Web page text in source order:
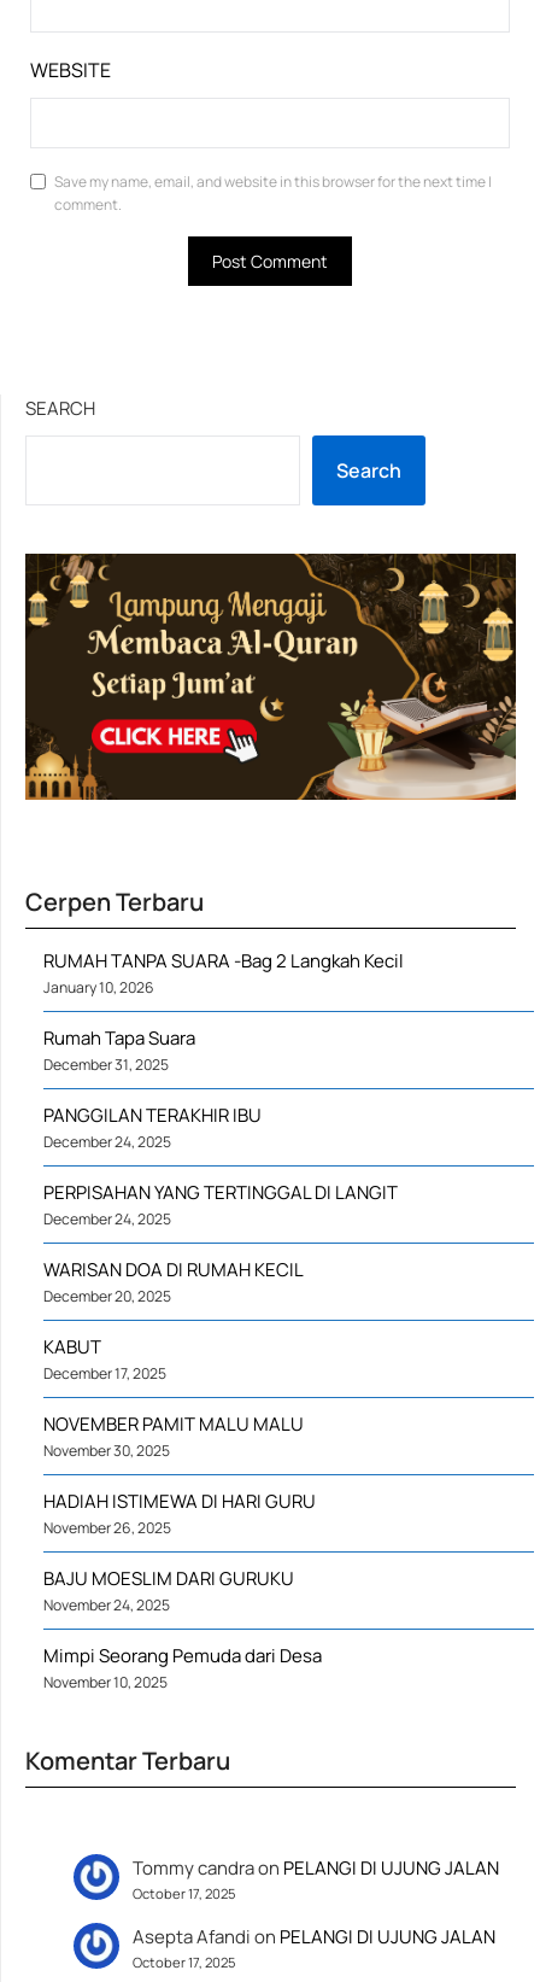
WEBSITE
Save my name, email, and website in this browser for the next time I
comment.
SEARCH
Search
Cerpen Terbaru
RUMAH TANPA SUARA -Bag 2 Langkah Kecil
January 10, 2026
Rumah Tapa Suara
December 31, 2025
PANGGILAN TERAKHIR IBU
December 24, 2025
PERPISAHAN YANG TERTINGGAL DI LANGIT
December 24, 2025
WARISAN DOA DI RUMAH KECIL
December 20, 2025
KABUT
December 17, 2025
NOVEMBER PAMIT MALU MALU
November 30, 2025
HADIAH ISTIMEWA DI HARI GURU
November 26, 2025
BAJU MOESLIM DARI GURUKU
November 24, 2025
Mimpi Seorang Pemuda dari Desa
November 10, 2025
Komentar Terbaru
Tommy candraon PELANGI DI UJUNG JALAN
October 17, 2025
Asepta Afandion PELANGI DI UJUNG JALAN
October 17, 2025